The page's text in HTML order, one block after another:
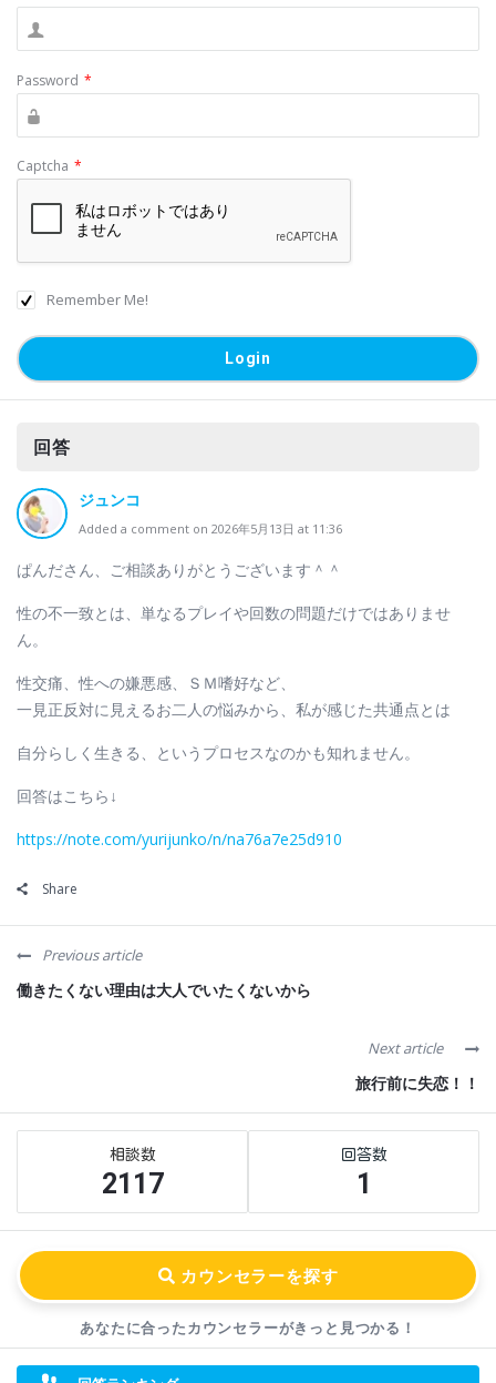
Password *
Captcha *
Remember Me!
回答
ジュンコ
Added a comment on 2026年5月13日 at 11:36
ぱんださん、ご相談ありがとうございます＾＾
性の不一致とは、単なるプレイや回数の問題だけではありませ
ん。
性交痛、性への嫌悪感、ＳＭ嗜好など、
一見正反対に見えるお二人の悩みから、私が感じた共通点とは
自分らしく生きる、というプロセスなのかも知れません。
回答はこちら↓
https://note.com/yurijunko/n/na76a7e25d910
Share
Previous article
働きたくない理由は大人でいたくないから
Next article
旅行前に失恋！！
Sidebar
2117 1
あなたに合ったカウンセラーがきっと見つかる！